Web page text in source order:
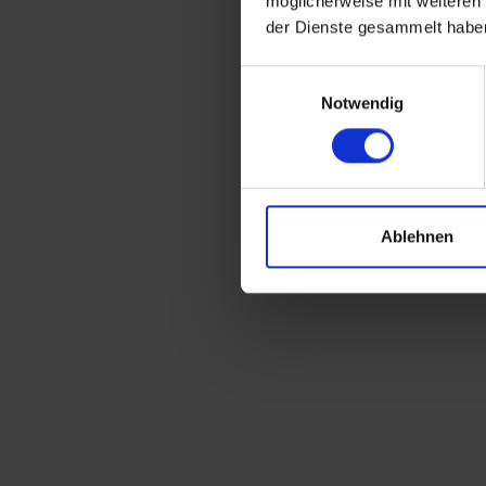
der Dienste gesammelt
Notwendig
Ablehnen